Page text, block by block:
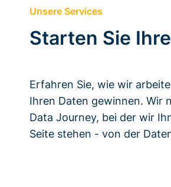
Unsere Services
Starten Sie
Erfahren Sie, wie wir
Ihren Daten gewinnen. Wir
Data Journey, bei der wir
Seite stehen - von der